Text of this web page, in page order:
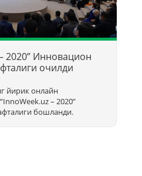
2020” Инновацион
очилди
йирик онлайн
– 2020”
бошланди.